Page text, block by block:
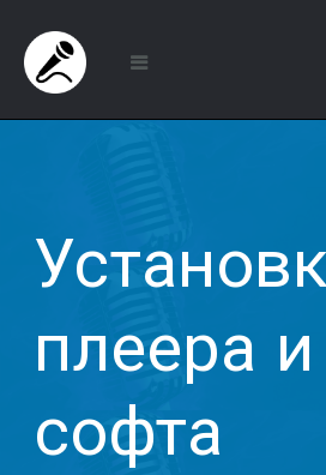
плеера и
софта